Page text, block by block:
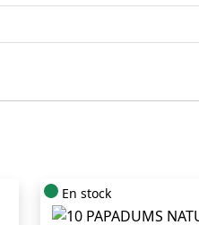
En stock